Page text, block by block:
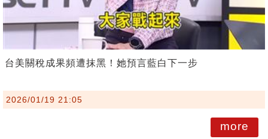
台美關稅成果頻遭抹黑！她預言藍白下一步
2026/01/19 21:05
more